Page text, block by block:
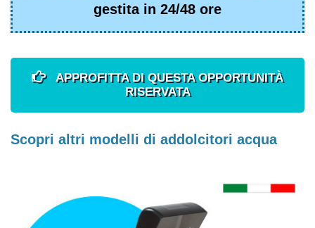
gestita in 24/48 ore
APPROFITTA DI QUESTA OPPORTUNITÀ
RISERVATA
Scopri altri modelli di addolcitori acqua